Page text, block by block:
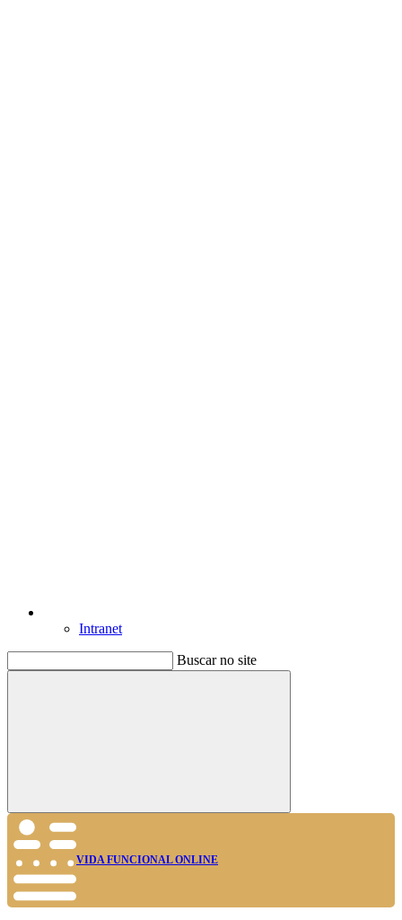
Intranet
Buscar no site
Buscar
VIDA FUNCIONAL ONLINE